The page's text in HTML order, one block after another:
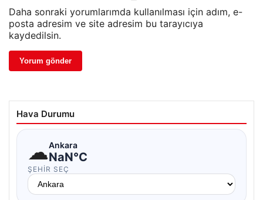
Daha sonraki yorumlarımda kullanılması için adım, e-
posta adresim ve site adresim bu tarayıcıya
kaydedilsin.
Hava Durumu
☁Ankara
NaN°C
ŞEHIR SEÇ